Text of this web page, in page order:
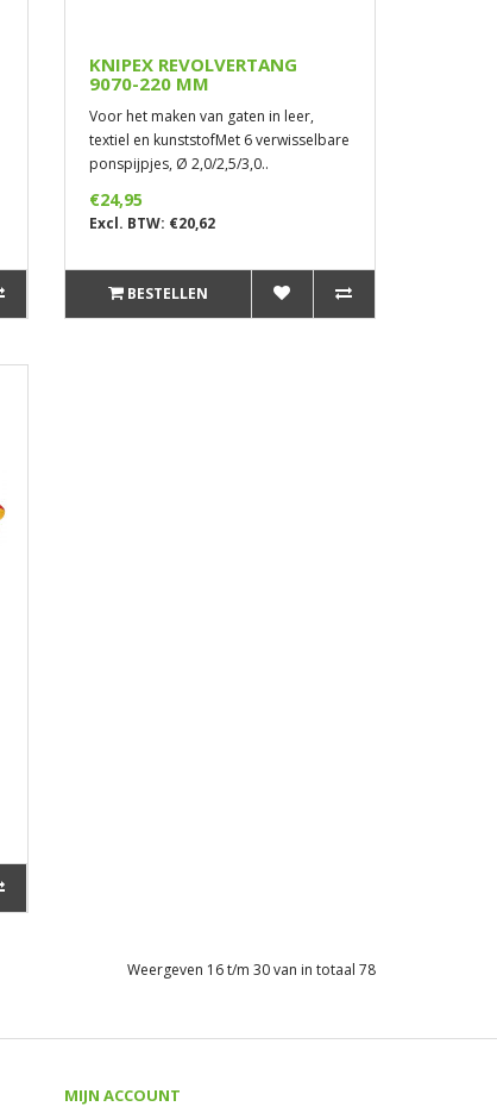
KNIPEX REVOLVERTANG
9070-220 MM
Voor het maken van gaten in leer,
textiel en kunststofMet 6 verwisselbare
ponspijpjes, Ø 2,0/2,5/3,0..
€24,95
Excl. BTW: €20,62
BESTELLEN
Weergeven 16 t/m 30 van in totaal 78
MIJN ACCOUNT